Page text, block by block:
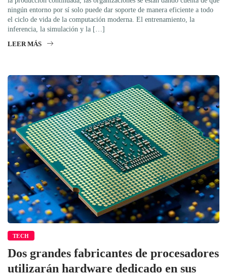
ningún entorno por sí solo puede dar soporte de manera eficiente a todo
el ciclo de vida de la computación moderna. El entrenamiento, la
inferencia, la simulación y la […]
LEER MÁS
TECH
Dos grandes fabricantes de procesadores
utilizarán hardware dedicado en sus